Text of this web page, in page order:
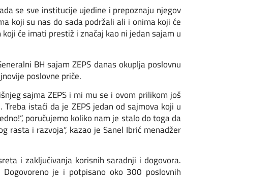
se sve institucije ujedine i prepoznaju njegov
koji su nas do sada podržali ali i onima koji će
će imati prestiž i značaj kao ni jedan sajam u
BH sajam ZEPS danas okuplja poslovnu
poslovne priče.
sajma ZEPS i mi mu se i ovom prilikom još
istaći da je ZEPS jedan od sajmova koji u
poručujemo koliko nam je stalo do toga da
rasta i razvoja“, kazao je Sanel Ibrić menadžer
i zaključivanja korisnih saradnji i dogovora.
je i potpisano oko 300 poslovnih